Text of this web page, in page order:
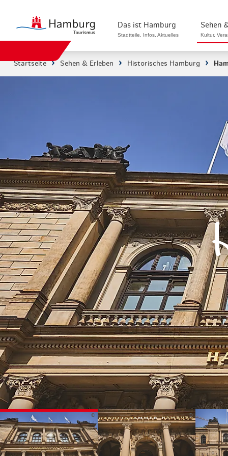
Das ist Hamburg
Stadtteile, Infos, Aktuelles
Ein Tag in Hamburg
Hamburg das ganze Jahr
Hamburg für...
Infos & Mobilität
Sehen
Kultur,
Musicals &
Hamburg
Radfahren
Routen &
Grüne
Erlebnis,
Startseite Sehen & Erleben Historisches Hamburg
© ©